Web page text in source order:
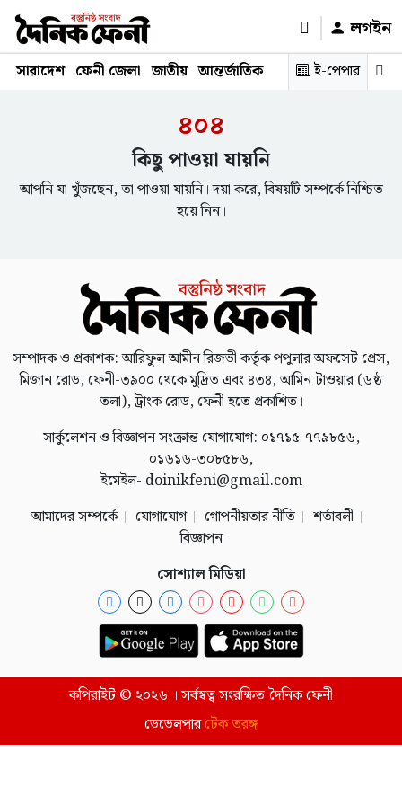
লগইন
সারাদেশ ফেনী জেলা জাতীয় আন্তর্জাতিক রাজনীতি স্বাস্থ্য শিক্ষা
ই-পেপার
৪০৪
কিছু পাওয়া যায়নি
আপনি যা খুঁজছেন, তা পাওয়া যায়নি। দয়া করে, বিষয়টি সম্পর্কে নিশ্চিত
হয়ে নিন।
সম্পাদক ও প্রকাশক: আরিফুল আমীন রিজভী কর্তৃক পপুলার অফসেট প্রেস,
মিজান রোড, ফেনী-৩৯০০ থেকে মুদ্রিত এবং ৪৩৪, আমিন টাওয়ার (৬ষ্ঠ
তলা), ট্রাংক রোড, ফেনী হতে প্রকাশিত।
সার্কুলেশন ও বিজ্ঞাপন সংক্রান্ত যোগাযোগ: ০১৭১৫-৭৭৯৮৫৬,
০১৬১৬-৩০৮৫৮৬,
ইমেইল- doinikfeni@gmail.com
আমাদের সম্পর্কে
যোগাযোগ গোপনীয়তার নীতি
শর্তাবলী
বিজ্ঞাপন
সোশ্যাল মিডিয়া
কপিরাইট © ২০২৬ । সর্বস্বত্ব সংরক্ষিত দৈনিক ফেনী
ডেভেলপারটেক তরঙ্গ